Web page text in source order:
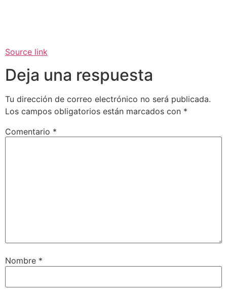
Source link
Deja una respuesta
Tu dirección de correo electrónico no será publicada.
Los campos obligatorios están marcados con *
Comentario *
Nombre *